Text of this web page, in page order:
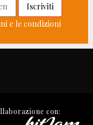
e le condizioni
con: